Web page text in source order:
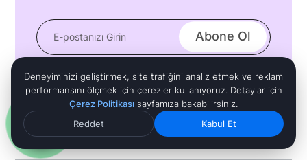
Deneyiminizi geliştirmek, site trafiğini analiz etmek ve reklam
performansını ölçmek için çerezler kullanıyoruz. Detaylar için
Çerez Politikası sayfamıza bakabilirsiniz.
Reddet
Kabul Et